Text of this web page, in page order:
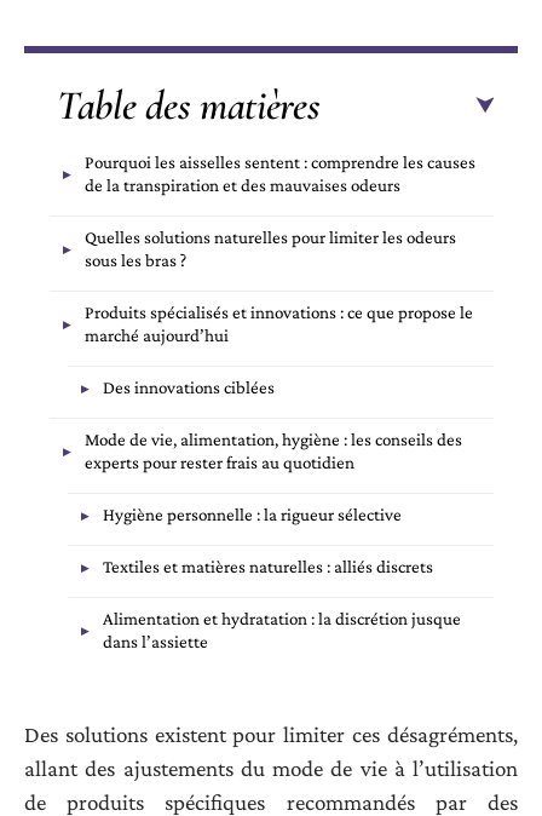
Table des matières
Pourquoi les aisselles sentent : comprendre les causes
de la transpiration et des mauvaises odeurs
Quelles solutions naturelles pour limiter les odeurs
sous les bras ?
Produits spécialisés et innovations : ce que propose le
marché aujourd’hui
Des innovations ciblées
Mode de vie, alimentation, hygiène : les conseils des
experts pour rester frais au quotidien
Hygiène personnelle : la rigueur sélective
Textiles et matières naturelles : alliés discrets
Alimentation et hydratation : la discrétion jusque
dans l’assiette
Des solutions existent pour limiter ces désagréments,
allant des ajustements du mode de vie à l’utilisation
de produits spécifiques recommandés par des